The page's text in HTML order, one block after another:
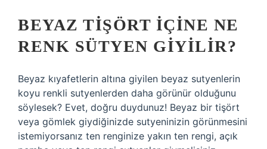
BEYAZ TIŞÖRT IÇINE NE
RENK SÜTYEN GIYILIR?
Beyaz kıyafetlerin altına giyilen beyaz sutyenlerin
koyu renkli sutyenlerden daha görünür olduğunu
söylesek? Evet, doğru duydunuz! Beyaz bir tişört
veya gömlek giydiğinizde sutyeninizin görünmesini
istemiyorsanız ten renginize yakın ten rengi, açık